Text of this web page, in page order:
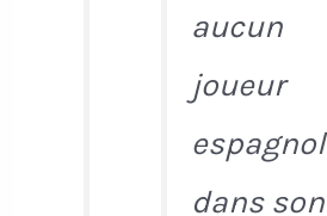
aucun
joueur
espagnol
dans son